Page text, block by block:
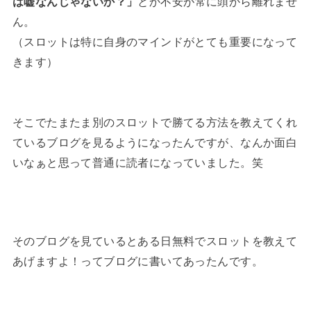
ん。
（スロットは特に自身のマインドがとても重要になって
きます）
そこでたまたま別のスロットで勝てる方法を教えてくれ
ているブログを見るようになったんですが、なんか面白
いなぁと思って普通に読者になっていました。笑
そのブログを見ているとある日無料でスロットを教えて
あげますよ！ってブログに書いてあったんです。